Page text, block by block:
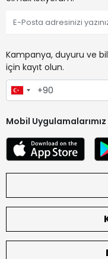
Kampanya, duyuru ve
için kayıt olun.
Mobil Uygulamalarımız